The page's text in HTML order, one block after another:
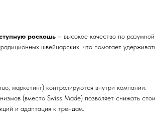
роскошь – высокое качество по
швейцарских, что помогает
маркетинг) контролируются внутри компании.
(вместо Swiss Made) позволяет снижать
и адаптация к трендам.